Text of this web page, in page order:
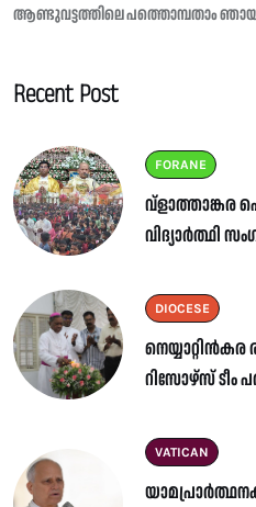
ആണ്ടുവട്ടത്തിലെ പത്തൊമ്പതാം
Recent Post
FORANE
വ്ളാത്താങ്കര
വിദ്യാർത്ഥി
DIOCESE
റിസോഴ്സ് ടീം
VATICAN